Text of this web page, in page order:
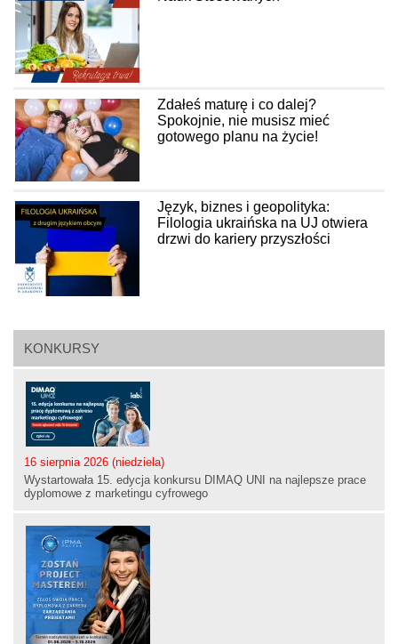
KONKURSY
16 sierpnia 2026 (niedziela)
Wystartowała 15. edycja konkursu DIMAQ UNI na najlepsze prace
dyplomowe z marketingu cyfrowego
Zdałeś maturę i co dalej?
Spokojnie, nie musisz mieć
gotowego planu na życie!
Język, biznes i geopolityka:
Filologia ukraińska na UJ otwiera
drzwi do kariery przyszłości